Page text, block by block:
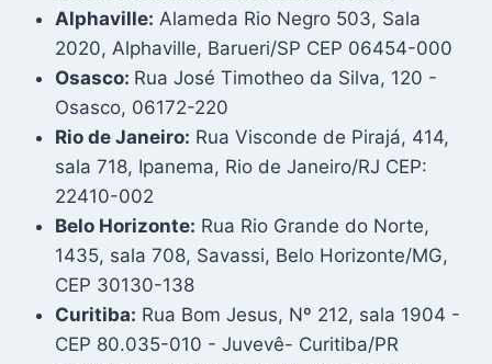
Alphaville: Alameda Rio Negro 503, Sala
2020, Alphaville, Barueri/SP CEP 06454-000
Osasco: Rua José Timotheo da Silva, 120 -
Osasco, 06172-220
Rio de Janeiro: Rua Visconde de Pirajá, 414,
sala 718, Ipanema, Rio de Janeiro/RJ CEP:
22410-002
Belo Horizonte: Rua Rio Grande do Norte,
1435, sala 708, Savassi, Belo Horizonte/MG,
CEP 30130-138
Curitiba: Rua Bom Jesus, Nº 212, sala 1904 -
CEP 80.035-010 - Juvevê- Curitiba/PR